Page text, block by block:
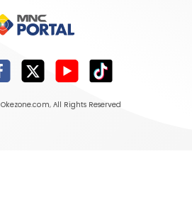
Okezone.com, All Rights Reserved